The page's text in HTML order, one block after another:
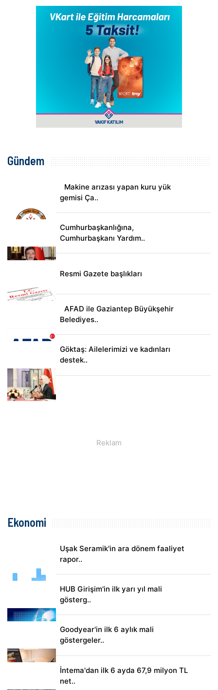
Gündem
Makine arızası yapan kuru yük
gemisi Ça..
Cumhurbaşkanlığına,
Cumhurbaşkanı Yardım..
Resmi Gazete başlıkları
AFAD ile Gaziantep Büyükşehir
Belediyes..
Göktaş: Ailelerimizi ve kadınları
destek..
Ekonomi
Uşak Seramik'in ara dönem faaliyet
rapor..
HUB Girişim'in ilk yarı yıl mali
gösterg..
Goodyear'in ilk 6 aylık mali
göstergeler..
İntema'dan ilk 6 ayda 67,9 milyon TL
net..